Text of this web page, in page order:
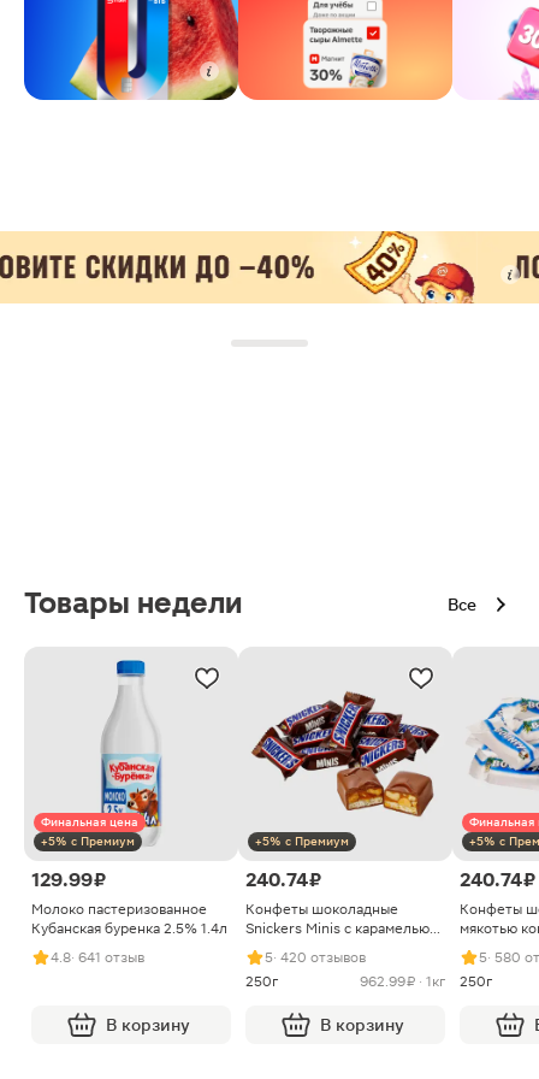
Товары недели Все
Финальная цена
+5% с Премиум
129.99 ₽
Молоко пастеризованное
Кубанская буренка 2.5% 1.4л
4.8· 641 отзыв
В корзину
+5% с Премиум
240.74 ₽
Конфеты шоколадные
Snickers Minis с карамелью
арахисом и нугой
5· 420 отзывов
250г
962.99 ₽ · 1кг
В корзину
Финальная
+5% с
240.74 ₽
Конфеты
мякотью
5· 580
250г